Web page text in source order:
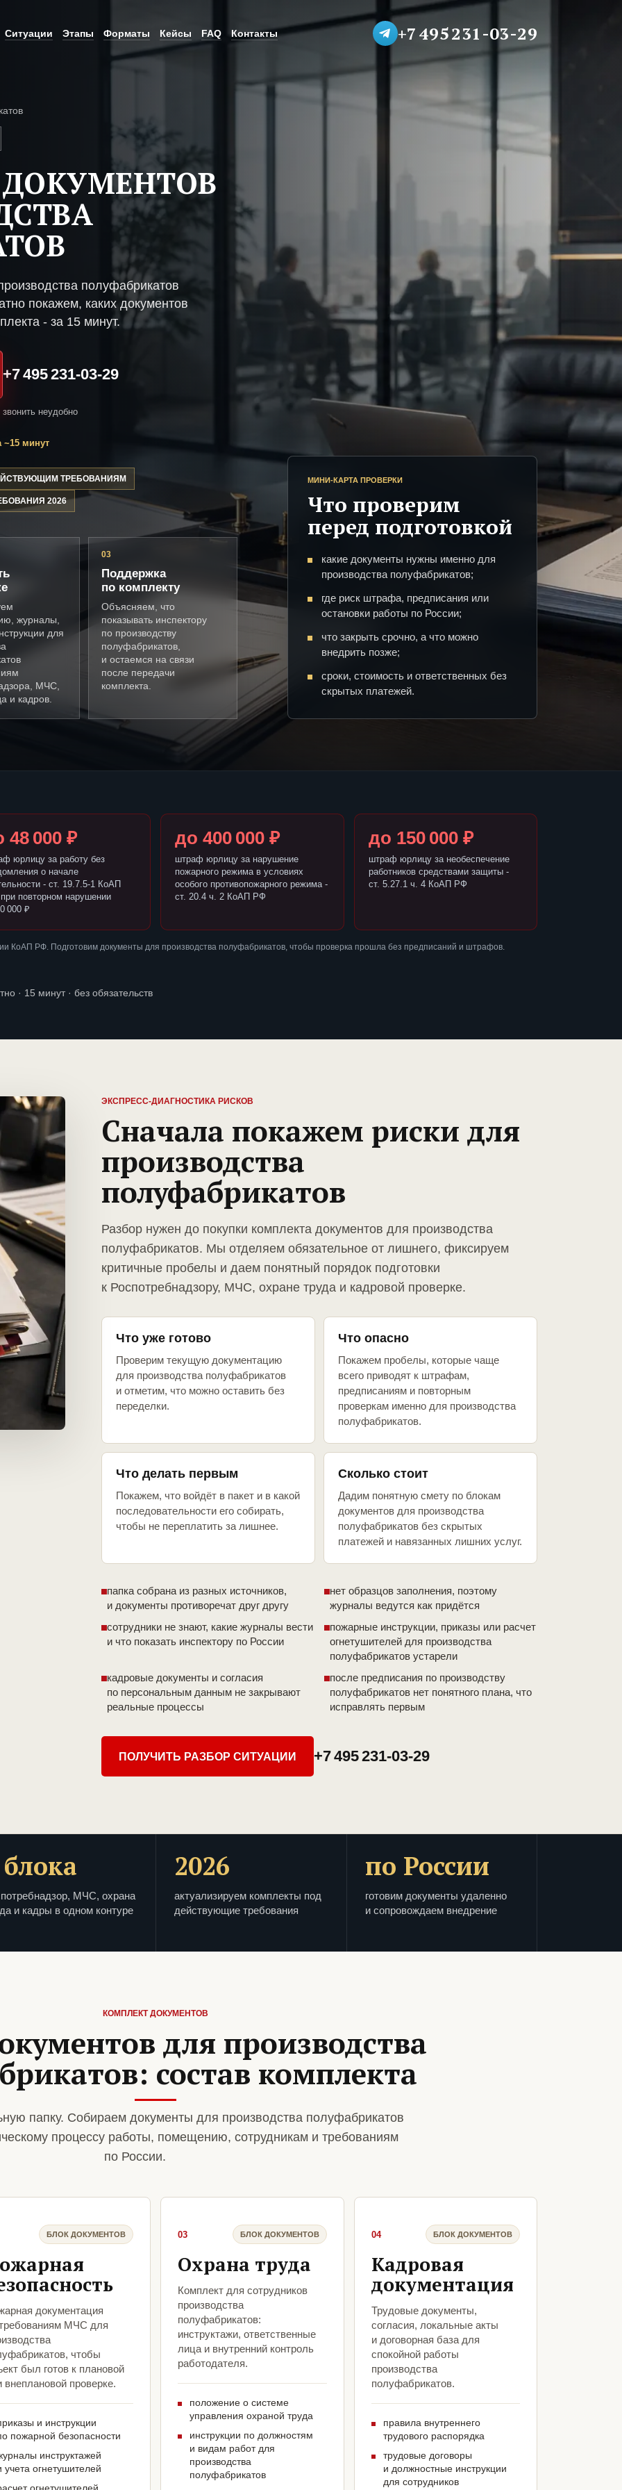
Ситуации Этапы Форматы Кейсы FAQ Контакты +7 495 231-03-29
полуфабрикатов
покажем, каких документов
- за 15 минут.
+7 495 231-03-29
неудобно
~15 минут
ТРЕБОВАНИЯМ
2026
журналы,
для
МЧС,
и кадров.
03
Поддержка
по комплекту
Объясняем, что
показывать инспектору
по производству
полуфабрикатов,
и остаемся на связи
после передачи
комплекта.
МИНИ-КАРТА ПРОВЕРКИ
Что проверим
перед подготовкой
какие документы нужны именно для
производства полуфабрикатов;
где риск штрафа, предписания или
остановки работы по России;
что закрыть срочно, а что можно
внедрить позже;
сроки, стоимость и ответственных без
скрытых платежей.
48 000 ₽
юрлицу за работу без
о начале
- ст. 19.7.5-1 КоАП
повторном нарушении
000 ₽
до 400 000 ₽
штраф юрлицу за нарушение
пожарного режима в условиях
особого противопожарного режима -
ст. 20.4 ч. 2 КоАП РФ
до 150 000 ₽
штраф юрлицу за необеспечение
работников средствами защиты -
ст. 5.27.1 ч. 4 КоАП РФ
КоАП РФ. Подготовим документы для производства полуфабрикатов, чтобы проверка прошла без предписаний и штрафов.
· 15 минут · без обязательств
ЭКСПРЕСС-ДИАГНОСТИКА РИСКОВ
Сначала покажем риски для
производства
полуфабрикатов
Разбор нужен до покупки комплекта документов для производства
полуфабрикатов. Мы отделяем обязательное от лишнего, фиксируем
критичные пробелы и даем понятный порядок подготовки
к Роспотребнадзору, МЧС, охране труда и кадровой проверке.
Что уже готово
Проверим текущую документацию
для производства полуфабрикатов
и отметим, что можно оставить без
переделки.
Что опасно
Покажем пробелы, которые чаще
всего приводят к штрафам,
предписаниям и повторным
проверкам именно для производства
полуфабрикатов.
Что делать первым
Покажем, что войдёт в пакет и в какой
последовательности его собирать,
чтобы не переплатить за лишнее.
Сколько стоит
Дадим понятную смету по блокам
документов для производства
полуфабрикатов без скрытых
платежей и навязанных лишних услуг.
папка собрана из разных источников,
и документы противоречат друг другу
нет образцов заполнения, поэтому
журналы ведутся как придётся
сотрудники не знают, какие журналы вести
и что показать инспектору по России
пожарные инструкции, приказы или расчет
огнетушителей для производства
полуфабрикатов устарели
кадровые документы и согласия
по персональным данным не закрывают
реальные процессы
после предписания по производству
полуфабрикатов нет понятного плана, что
исправлять первым
ПОЛУЧИТЬ РАЗБОР СИТУАЦИИ +7 495 231-03-29
МЧС, охрана
и кадры в одном контуре
2026
актуализируем комплекты под
действующие требования
по России
готовим документы удаленно
и сопровождаем внедрение
КОМПЛЕКТ ДОКУМЕНТОВ
для производства
состав комплекта
папку. Собираем документы для производства полуфабрикатов
процессу работы, помещению, сотрудникам и требованиям
по России.
БЛОК ДОКУМЕНТОВ
документация
МЧС для
чтобы
был готов к плановой
внеплановой проверке.
и инструкции
пожарной безопасности
инструктажей
учета огнетушителей
03 БЛОК ДОКУМЕНТОВ
Охрана труда
Комплект для сотрудников
производства
полуфабрикатов:
инструктажи, ответственные
лица и внутренний контроль
работодателя.
положение о системе
управления охраной труда
инструкции по должностям
и видам работ для
производства
полуфабрикатов
04 БЛОК ДОКУМЕНТОВ
Кадровая
документация
Трудовые документы,
согласия, локальные акты
и договорная база для
спокойной работы
производства
полуфабрикатов.
правила внутреннего
трудового распорядка
трудовые договоры
и должностные инструкции
для сотрудников